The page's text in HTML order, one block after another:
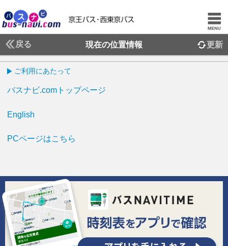
戻る 現在の位置情報 更新
ご利用にあたって
バスナビ.comトップページ
English
PCページはこちら